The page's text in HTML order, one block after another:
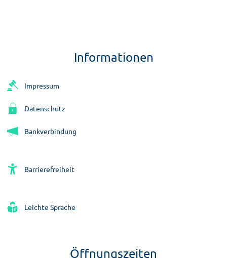
Informationen
Impressum
Datenschutz
Bankverbindung
Barrierefreiheit
Leichte Sprache
Öffnungszeiten